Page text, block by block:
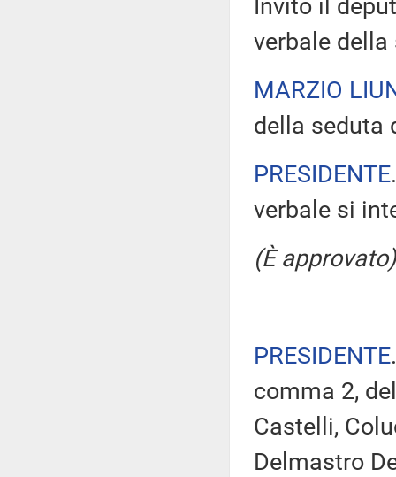
Invito il
verbale della
MARZIO
della seduta
PRESIDENTE
verbale si
(È approvato)
PRESIDENTE
comma 2,
Castelli,
Delmastro